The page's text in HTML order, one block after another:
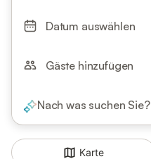
Datum auswählen
Gäste hinzufügen
Nach was suchen Sie?
Karte